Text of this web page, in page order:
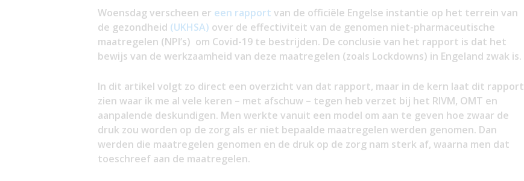
Woensdag verscheen er een rapport van de officiële Engelse instantie op het terrein van
de gezondheid (UKHSA) over de effectiviteit van de genomen niet-pharmaceutische
maatregelen (NPI’s) om Covid-19 te bestrijden. De conclusie van het rapport is dat het
bewijs van de werkzaamheid van deze maatregelen (zoals Lockdowns) in Engeland zwak is.
In dit artikel volgt zo direct een overzicht van dat rapport, maar in de kern laat dit rapport
zien waar ik me al vele keren – met afschuw – tegen heb verzet bij het RIVM, OMT en
aanpalende deskundigen. Men werkte vanuit een model om aan te geven hoe zwaar de
druk zou worden op de zorg als er niet bepaalde maatregelen werden genomen. Dan
werden die maatregelen genomen en de druk op de zorg nam sterk af, waarna men dat
toeschreef aan de maatregelen.